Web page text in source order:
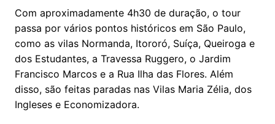
Com aproximadamente 4h30 de duração, o tour
passa por vários pontos históricos em São Paulo,
como as vilas Normanda, Itororó, Suíça, Queiroga e
dos Estudantes, a Travessa Ruggero, o Jardim
Francisco Marcos e a Rua Ilha das Flores. Além
disso, são feitas paradas nas Vilas Maria Zélia, dos
Ingleses e Economizadora.